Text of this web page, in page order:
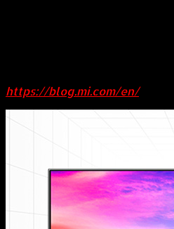
https://blog.mi.com/en/